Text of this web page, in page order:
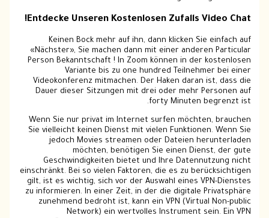
Entdecke Unseren Kostenlosen Zufalls Video Chat!
Keinen Bock mehr auf ihn, dann klicken Sie einfach auf
«Nächster», Sie machen dann mit einer anderen Particular
Person Bekanntschaft ! In Zoom können in der kostenlosen
Variante bis zu one hundred Teilnehmer bei einer
Videokonferenz mitmachen. Der Haken daran ist, dass die
Dauer dieser Sitzungen mit drei oder mehr Personen auf
forty Minuten begrenzt ist.
Wenn Sie nur privat im Internet surfen möchten, brauchen
Sie vielleicht keinen Dienst mit vielen Funktionen. Wenn Sie
jedoch Movies streamen oder Dateien herunterladen
möchten, benötigen Sie einen Dienst, der gute
Geschwindigkeiten bietet und Ihre Datennutzung nicht
einschränkt. Bei so vielen Faktoren, die es zu berücksichtigen
gilt, ist es wichtig, sich vor der Auswahl eines VPN-Dienstes
zu informieren. In einer Zeit, in der die digitale Privatsphäre
zunehmend bedroht ist, kann ein VPN (Virtual Non-public
Network) ein wertvolles Instrument sein. Ein VPN